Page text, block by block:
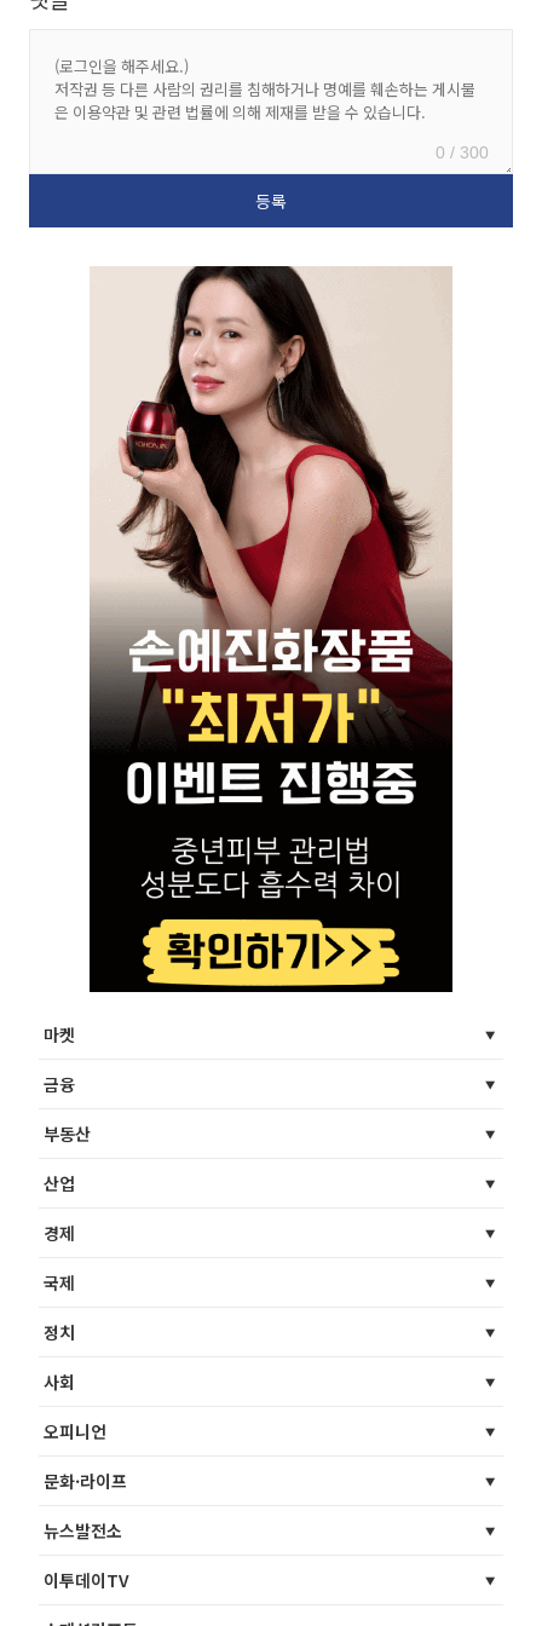
0 / 300
마켓
금융
부동산
산업
경제
국제
정치
사회
오피니언
문화·라이프
뉴스발전소
이투데이TV